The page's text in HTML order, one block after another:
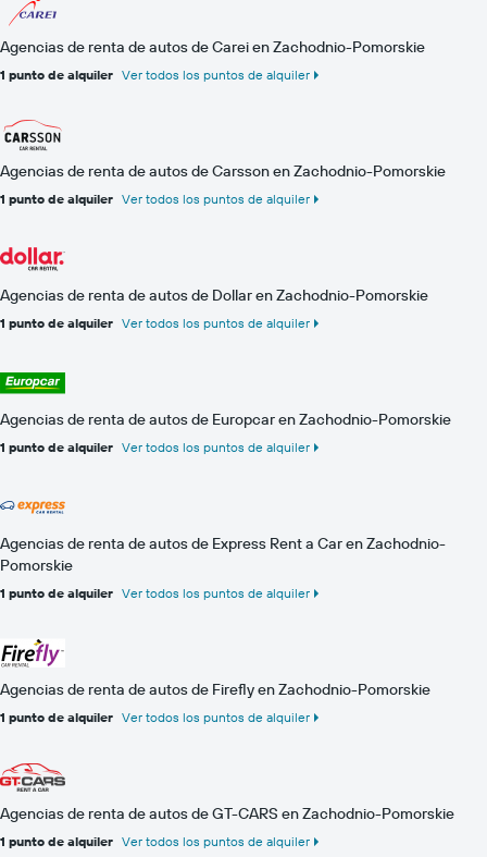
Agencias de renta de autos de Carei en Zachodnio-Pomorskie
1 punto de alquiler Ver todos los puntos de alquiler
Agencias de renta de autos de Carsson en Zachodnio-Pomorskie
1 punto de alquiler Ver todos los puntos de alquiler
Agencias de renta de autos de Dollar en Zachodnio-Pomorskie
1 punto de alquiler Ver todos los puntos de alquiler
Agencias de renta de autos de Europcar en Zachodnio-Pomorskie
1 punto de alquiler Ver todos los puntos de alquiler
Agencias de renta de autos de Express Rent a Car en Zachodnio-
Pomorskie
1 punto de alquiler Ver todos los puntos de alquiler
Agencias de renta de autos de Firefly en Zachodnio-Pomorskie
1 punto de alquiler Ver todos los puntos de alquiler
Agencias de renta de autos de GT-CARS en Zachodnio-Pomorskie
1 punto de alquiler Ver todos los puntos de alquiler